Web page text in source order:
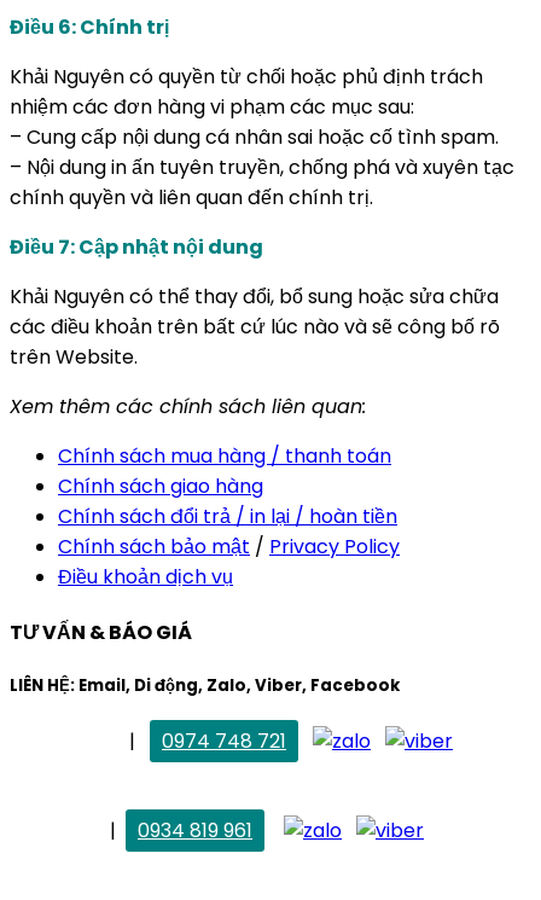
Điều 6: Chính trị
Khải Nguyên có quyền từ chối hoặc phủ định trách
nhiệm các đơn hàng vi phạm các mục sau:
– Cung cấp nội dung cá nhân sai hoặc cố tình spam.
– Nội dung in ấn tuyên truyền, chống phá và xuyên tạc
chính quyền và liên quan đến chính trị.
Điều 7: Cập nhật nội dung
Khải Nguyên có thể thay đổi, bổ sung hoặc sửa chữa
các điều khoản trên bất cứ lúc nào và sẽ công bố rõ
trên Website.
Xem thêm các chính sách liên quan:
Chính sách mua hàng / thanh toán
Chính sách giao hàng
Chính sách đổi trả / in lại / hoàn tiền
Chính sách bảo mật / Privacy Policy
Điều khoản dịch vụ
TƯ VẤN & BÁO GIÁ
LIÊN HỆ: Email, Di động, Zalo, Viber, Facebook
|
0974 748 721
|
0934 819 961